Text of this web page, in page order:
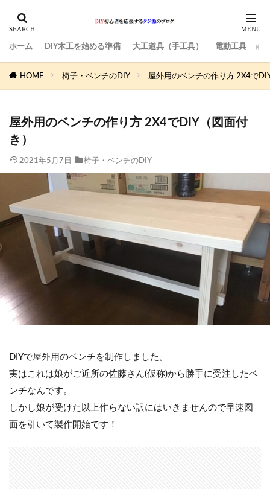
ホーム DIY木工を始める準備 大工道具（手工具） 電動工具 サ
HOME 椅子・ベンチのDIY 屋外用のベンチの作り方 2X4で
屋外用のベンチの作り方 2X4でDIY（図面付
き）
2021年5月7日 椅子・ベンチのDIY
DIYで屋外用のベンチを制作しました。
実はこれは娘がご近所の佐藤さん(仮称)から勝手に受注したベ
ンチなんです。
しかし娘が受けた以上作らない訳にはいきませんので早速図
面を引いて製作開始です！